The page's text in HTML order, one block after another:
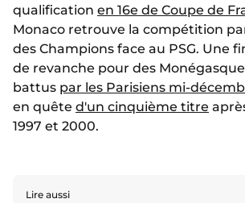
qualification en 16e de Coupe de
Monaco retrouve la compétition
des Champions face au PSG. Une
de revanche pour des
battus par les Parisiens mi-
en quête d'un cinquième titre
1997 et 2000.
Lire aussi